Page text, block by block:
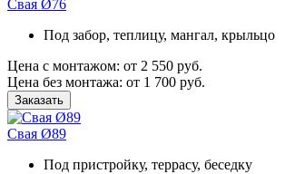
Свая Ø76
Под забор, теплицу, мангал, крыльцо
Цена с монтажом: от 2 550 руб.
Цена без монтажа: от 1 700 руб.
Заказать
Свая Ø89
Под пристройку, террасу, беседку